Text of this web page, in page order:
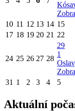
10 11 12 13 14 15
17 18 19 20 21 22
24 25 26 27 28
29
1
31 1 2 3 4 5
Aktuální